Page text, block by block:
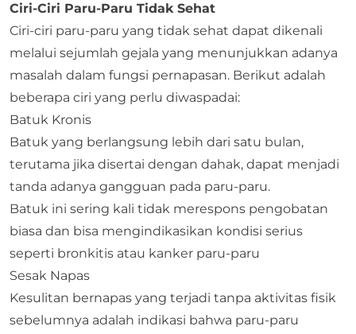
Ciri-Ciri Paru-Paru Tidak Sehat
Ciri-ciri paru-paru yang tidak sehat dapat dikenali
melalui sejumlah gejala yang menunjukkan adanya
masalah dalam fungsi pernapasan. Berikut adalah
beberapa ciri yang perlu diwaspadai:
Batuk Kronis
Batuk yang berlangsung lebih dari satu bulan,
terutama jika disertai dengan dahak, dapat menjadi
tanda adanya gangguan pada paru-paru.
Batuk ini sering kali tidak merespons pengobatan
biasa dan bisa mengindikasikan kondisi serius
seperti bronkitis atau kanker paru-paru
Sesak Napas
Kesulitan bernapas yang terjadi tanpa aktivitas fisik
sebelumnya adalah indikasi bahwa paru-paru